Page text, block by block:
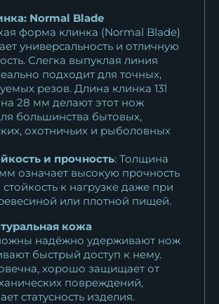
Normal Blade
форма клинка (Normal Blade)
универсальность и отличную
Слегка выпуклая линия
подходит для точных,
резов. Длина клинка 131
28 мм делают этот нож
большинства бытовых,
охотничьих и рыболовных
и прочность: Толщина
означает высокую прочность
к нагрузке даже при
или плотной пищей.
кожа
надёжно удерживают нож
быстрый доступ к нему.
хорошо защищает от
повреждений,
статусность изделия.